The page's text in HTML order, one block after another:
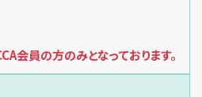
会員の方のみとなっております。